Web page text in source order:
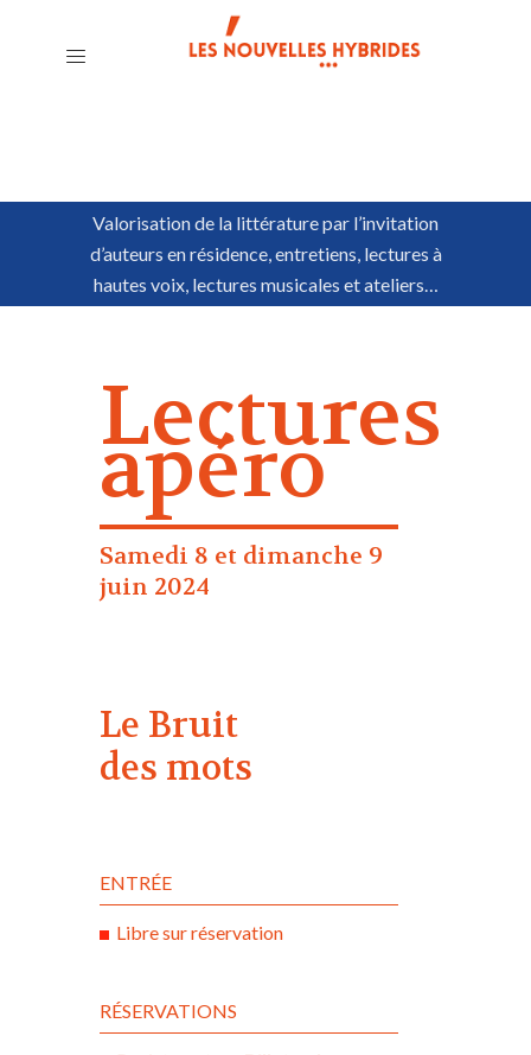
Valorisation de la littérature par l’invitation
d’auteurs en résidence, entretiens, lectures à
hautes voix, lectures musicales et ateliers…
Lectures
apéro
Samedi 8 et dimanche 9
juin 2024
Le Bruit
des mots
ENTRÉE
Libre sur réservation
RÉSERVATIONS